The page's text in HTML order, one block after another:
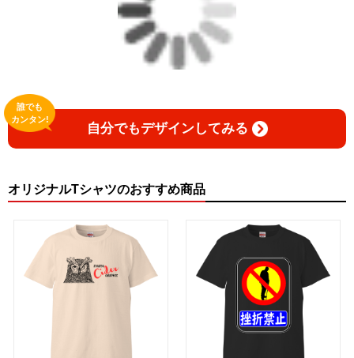
自分でもデザインしてみる
誰でも
カンタン!
オリジナルTシャツのおすすめ商品